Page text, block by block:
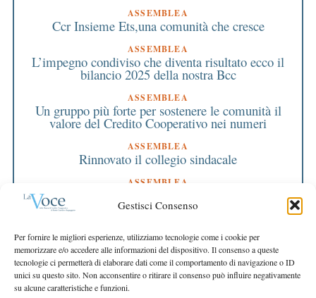
Gestisci Consenso
Per fornire le migliori esperienze, utilizziamo tecnologie come i cookie per
memorizzare e/o accedere alle informazioni del dispositivo. Il consenso a queste
tecnologie ci permetterà di elaborare dati come il comportamento di navigazione o ID
unici su questo sito. Non acconsentire o ritirare il consenso può influire negativamente
su alcune caratteristiche e funzioni.
ASSEMBLEA
Ccr Insieme Ets,una comunità che cresce
ASSEMBLEA
L’impegno condiviso che diventa risultato ecco il
bilancio 2025 della nostra Bcc
ASSEMBLEA
Un gruppo più forte per sostenere le comunità il
valore del Credito Cooperativo nei numeri
ASSEMBLEA
Rinnovato il collegio sindacale
ASSEMBLEA
Bilancio approvato all’unanimità e 2 milioni
destinati al territorio
EDITORIALE DIRETTORE
Crescere restando riconoscibili
EDITORIALE PRESIDENTE
Costruire futuro insieme